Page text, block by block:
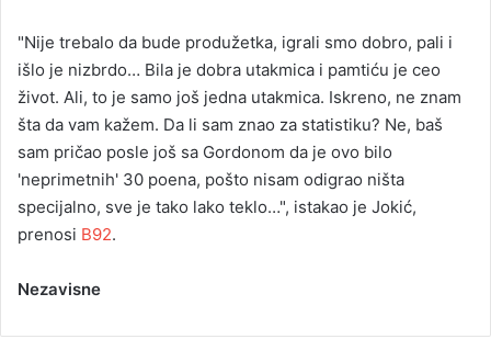
"Nije trebalo da bude produžetka, igrali smo dobro, pali i
išlo je nizbrdo… Bila je dobra utakmica i pamtiću je ceo
život. Ali, to je samo još jedna utakmica. Iskreno, ne znam
šta da vam kažem. Da li sam znao za statistiku? Ne, baš
sam pričao posle još sa Gordonom da je ovo bilo
'neprimetnih' 30 poena, pošto nisam odigrao ništa
specijalno, sve je tako lako teklo…", istakao je Jokić,
prenosi B92.
Nezavisne